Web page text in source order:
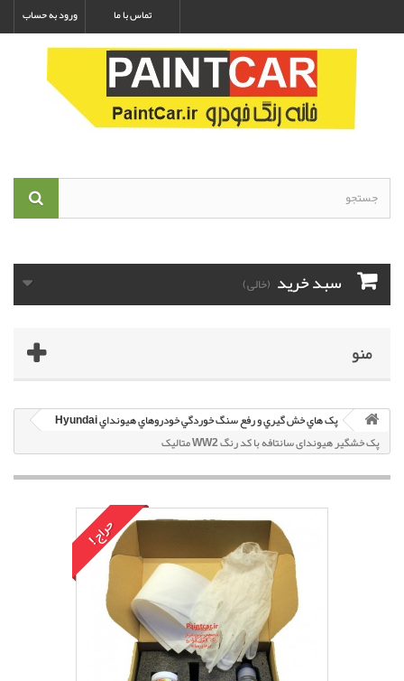
ورود به حساب تماس با ما
سبد خرید (خالی)
منو
پک هاي خش گيري و رفع سنگ خوردگي خودروهاي هيونداي Hyundai
پک خشگير هیوندای سانتافه با کد رنگ WW2 متاليک
حراج!